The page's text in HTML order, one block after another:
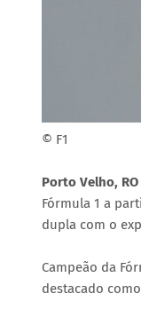
© F1
Porto Velho,
Fórmula 1 a
dupla com o
Campeão da
destacado